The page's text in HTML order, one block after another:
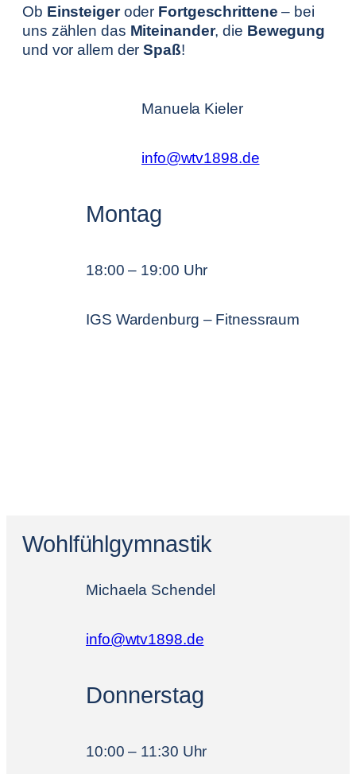
Ob Einsteigeroder Fortgeschrittene – bei
uns zählen das Miteinander, die Bewegung
und vor allem derSpaß!
Manuela Kieler
info@wtv1898.de
Montag
18:00 – 19:00 Uhr
IGS Wardenburg – Fitnessraum
Wohlfühlgymnastik
Michaela Schendel
info@wtv1898.de
Donnerstag
10:00 – 11:30 Uhr